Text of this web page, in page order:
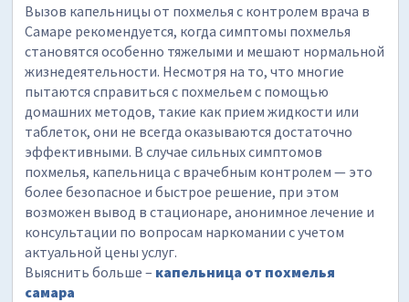
Вызов капельницы от похмелья с контролем врача в
Самаре рекомендуется, когда симптомы похмелья
становятся особенно тяжелыми и мешают нормальной
жизнедеятельности. Несмотря на то, что многие
пытаются справиться с похмельем с помощью
домашних методов, такие как прием жидкости или
таблеток, они не всегда оказываются достаточно
эффективными. В случае сильных симптомов
похмелья, капельница с врачебным контролем — это
более безопасное и быстрое решение, при этом
возможен вывод в стационаре, анонимное лечение и
консультации по вопросам наркомании с учетом
актуальной цены услуг.
Выяснить больше – капельница от похмелья
самара